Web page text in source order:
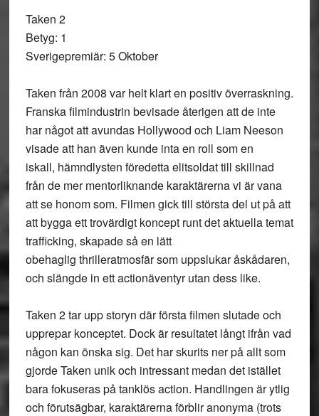
Taken 2
Betyg: 1
Sverigepremiär: 5 Oktober
Taken från 2008 var helt klart en positiv överraskning.
Franska filmindustrin bevisade återigen att de inte
har något att avundas Hollywood och Liam Neeson
visade att han även kunde inta en roll som en
iskall, hämndlysten föredetta elitsoldat till skillnad
från de mer mentorliknande karaktärerna vi är vana
att se honom som. Filmen gick till största del ut på att
att bygga ett trovärdigt koncept runt det aktuella temat
trafficking, skapade så en lätt
obehaglig thrilleratmosfär som uppslukar åskådaren,
och slängde in ett actionäventyr utan dess like.
Taken 2 tar upp storyn där första filmen slutade och
upprepar konceptet. Dock är resultatet långt ifrån vad
någon kan önska sig. Det har skurits ner på allt som
gjorde Taken unik och intressant medan det istället
bara fokuseras på tanklös action. Handlingen är ytlig
och förutsägbar, karaktärerna förblir anonyma (trots